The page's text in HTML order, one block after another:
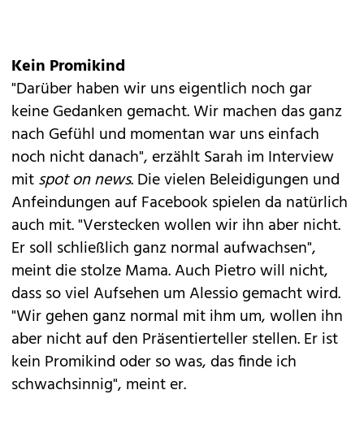
Kein Promikind
"Darüber haben wir uns eigentlich noch gar
keine Gedanken gemacht. Wir machen das ganz
nach Gefühl und momentan war uns einfach
noch nicht danach", erzählt Sarah im Interview
mitspot on news. Die vielen Beleidigungen und
Anfeindungen auf Facebook spielen da natürlich
auch mit. "Verstecken wollen wir ihn aber nicht.
Er soll schließlich ganz normal aufwachsen",
meint die stolze Mama. Auch Pietro will nicht,
dass so viel Aufsehen um Alessio gemacht wird.
"Wir gehen ganz normal mit ihm um, wollen ihn
aber nicht auf den Präsentierteller stellen. Er ist
kein Promikind oder so was, das finde ich
schwachsinnig", meint er.